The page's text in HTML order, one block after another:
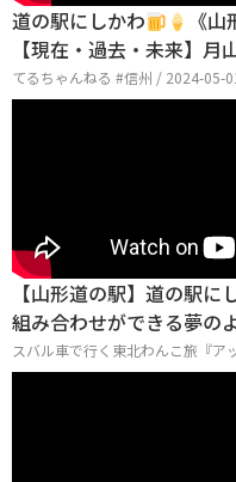
道の駅にしかわ
《
【現在・過去・未来】
てるちゃんねる #信州 / 2024-05-
【山形道の駅】道の駅
組み合わせができる夢の
スバル車で行く東北わんこ旅『